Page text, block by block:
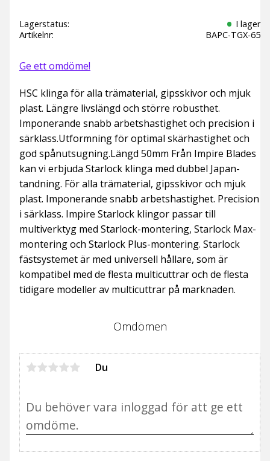
Lagerstatus
I lager
Artikelnr
BAPC-TGX-65
Ge ett omdöme!
HSC klinga för alla trämaterial, gipsskivor och mjuk
plast. Längre livslängd och större robusthet.
Imponerande snabb arbetshastighet och precision i
särklass.Utformning för optimal skärhastighet och
god spånutsugning.Längd 50mm Från Impire Blades
kan vi erbjuda Starlock klinga med dubbel Japan-
tandning. För alla trämaterial, gipsskivor och mjuk
plast. Imponerande snabb arbetshastighet. Precision
i särklass. Impire Starlock klingor passar till
multiverktyg med Starlock-montering, Starlock Max-
montering och Starlock Plus-montering. Starlock
fästsystemet är med universell hållare, som är
kompatibel med de flesta multicuttrar och de flesta
tidigare modeller av multicuttrar på marknaden.
Omdömen
Du